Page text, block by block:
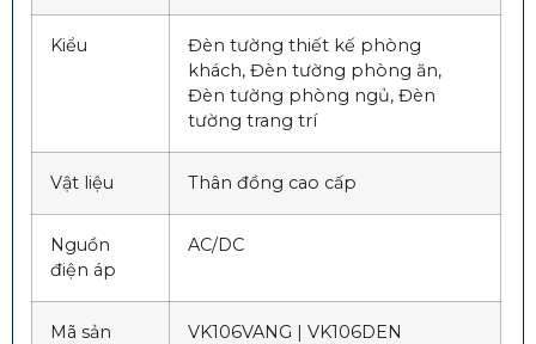
Kiểu
Đèn tường thiết kế phòng
khách, Đèn tường phòng ăn,
Đèn tường phòng ngủ, Đèn
tường trang trí
Vật liệu Thân đồng cao cấp
Nguồn
điện áp
AC/DC
Mã sản
VK106VANG | VK106DEN